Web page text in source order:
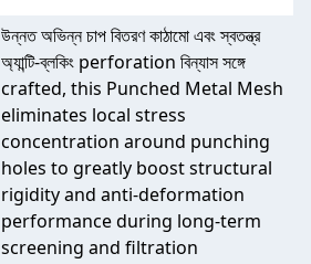
উন্নত অভিন্ন চাপ বিতরণ কাঠামো এবং স্বতন্ত্র
অ্যান্টি-ব্লকিং perforation বিন্যাস সঙ্গে
crafted, this Punched Metal Mesh
eliminates local stress
concentration around punching
holes to greatly boost structural
rigidity and anti-deformation
performance during long-term
screening and filtration